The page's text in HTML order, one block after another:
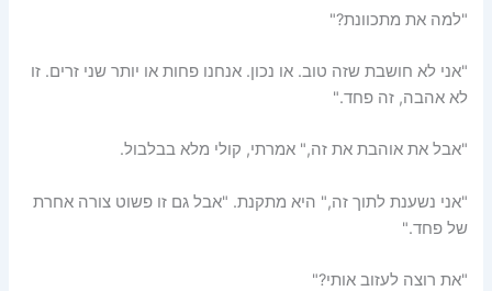
"למה את מתכוונת?"
"אני לא חושבת שזה טוב. או נכון. אנחנו פחות או יותר שני זרים. זו
לא אהבה, זה פחד."
"אבל את אוהבת את זה," אמרתי, קולי מלא בבלבול.
"אני נשענת לתוך זה," היא מתקנת. "אבל גם זו פשוט צורה אחרת
של פחד."
"את רוצה לעזוב אותי?"